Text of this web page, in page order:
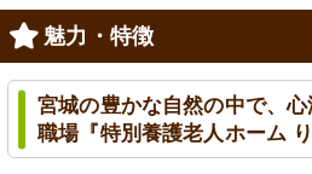
魅力・特徴
宮城の豊かな自然の中で、
職場『特別養護老人ホーム り